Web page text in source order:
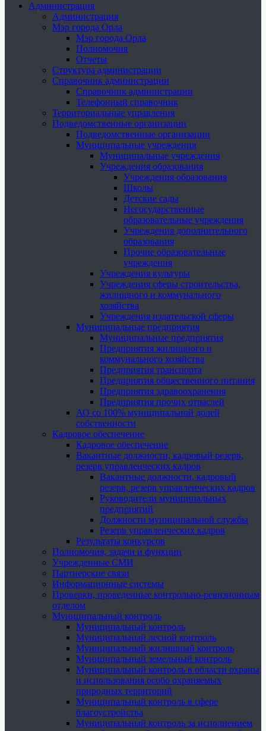
Администрация
Администрация
Мэр города Орла
Мэр города Орла
Полномочия
Отчеты
Структура администрации
Справочник администрации
Справочник администрации
Телефонный справочник
Территориальные управления
Подведомственные организации
Подведомственные организации
Муниципальные учреждения
Муниципальные учреждения
Учреждения образования
Учреждения образования
Школы
Детские сады
Негосударственные
образовательные учреждения
Учреждения дополнительного
образования
Прочие образовательные
учреждения
Учреждения культуры
Учреждения сферы строительства,
жилищного и коммунального
хозяйства
Учреждения издательской сферы
Муниципальные предприятия
Муниципальные предприятия
Предприятия жилищного и
коммунального хозяйства
Предприятия транспорта
Предприятия общественного питания
Предприятия здравоохранения
Предприятия прочих отраслей
АО со 100% муниципальной долей
собственности
Кадровое обеспечение
Кадровое обеспечение
Вакантные должности, кадровый резерв,
резерв управленческих кадров
Вакантные должности, кадровый
резерв, резерв управленческих кадров
Руководители муниципальных
предприятий
Должности муниципальной службы
Резерв управленческих кадров
Результаты конкурсов
Полномочия, задачи и функции
Учрежденные СМИ
Партнерские связи
Информационные системы
Проверки, проведенные контрольно-ревизионным
отделом
Муниципальный контроль
Муниципальный контроль
Муниципальный лесной контроль
Муниципальный жилищный контроль
Муниципальный земельный контроль
Муниципальный контроль в области охраны
и использования особо охраняемых
природных территорий
Муниципальный контроль в сфере
благоустройства
Муниципальный контроль за исполнением